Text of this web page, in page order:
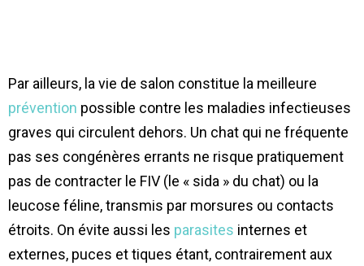
Par ailleurs, la vie de salon constitue la meilleure
prévention possible contre les maladies infectieuses
graves qui circulent dehors. Un chat qui ne fréquente
pas ses congénères errants ne risque pratiquement
pas de contracter le FIV (le « sida » du chat) ou la
leucose féline, transmis par morsures ou contacts
étroits. On évite aussi les parasites internes et
externes, puces et tiques étant, contrairement aux